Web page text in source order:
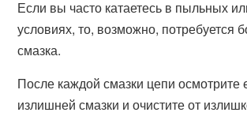
Если вы часто катаетесь в пыльных
условиях, то, возможно, потребуется
смазка.
После каждой смазки цепи осмотрите
излишней смазки и очистите от